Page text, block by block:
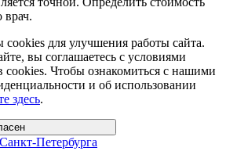
врач.
для улучшения работы сайта.
вы соглашаетесь с условиями
cookies. Чтобы ознакомиться с нашими
и об использовании
здесь.